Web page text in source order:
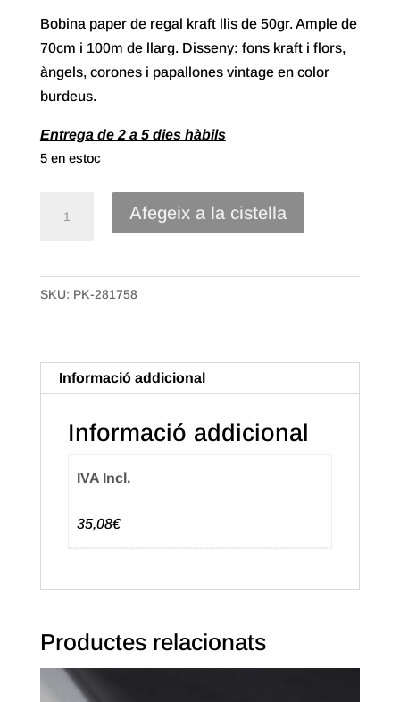
Bobina paper de regal kraft llis de 50gr. Ample de
70cm i 100m de llarg. Disseny: fons kraft i flors,
àngels, corones i papallones vintage en color
burdeus.
Entrega de 2 a 5 dies hàbils
5 en estoc
Paper
Regal
70X100m.
Vintage
Borboleta
Afegeix a la cistella
SKU: PK-281758
Informació addicional
Informació addicional
IVA Incl.
35,08€
Productes relacionats